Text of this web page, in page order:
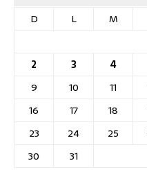
D
L M
2
3 4
9
10 11
16
17 18
23
24 25
30
31